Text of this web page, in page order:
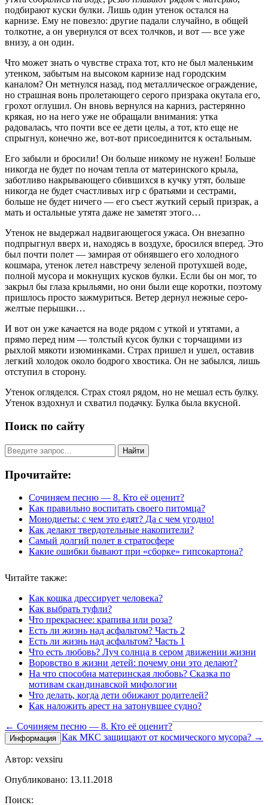
подбирают куски булки. Лишь один утенок остался на
карнизе. Ему не повезло: другие падали случайно, в общей
толкотне, а он увернулся от всех толчков, и вот — все уже
внизу, а он один.
Что может знать о чувстве страха тот, кто не был маленьким
утенком, забытым на высоком карнизе над городским
каналом? Он метнулся назад, под металлическое ограждение,
но страшная вонь пролетающего серого призрака окутала его,
грохот оглушил. Он вновь вернулся на карниз, растерянно
крякая, но на него уже не обращали внимания: утка
радовалась, что почти все ее дети целы, а тот, кто еще не
спрыгнул, конечно же, вот-вот присоединится к остальным.
Его забыли и бросили! Он больше никому не нужен! Больше
никогда не будет по ночам тепла от материнского крыла,
заботливо накрывающего сбившихся в кучку утят, больше
никогда не будет счастливых игр с братьями и сестрами,
больше не будет ничего — его съест жуткий серый призрак, а
мать и остальные утята даже не заметят этого…
Утенок не выдержал надвигающегося ужаса. Он внезапно
подпрыгнул вверх и, находясь в воздухе, бросился вперед. Это
был почти полет — замирая от обнявшего его холодного
кошмара, утенок летел навстречу зеленой протухшей воде,
полной мусора и мокнущих кусков булки. Если бы он мог, то
закрыл бы глаза крыльями, но они были еще коротки, поэтому
пришлось просто зажмуриться. Ветер дернул нежные серо-
желтые перышки…
И вот он уже качается на воде рядом с уткой и утятами, а
прямо перед ним — толстый кусок булки с торчащими из
рыхлой мякоти изюминками. Страх пришел и ушел, оставив
легкий холодок около бодрого хвостика. Он не забылся, лишь
отступил в сторону.
Утенок огляделся. Страх стоял рядом, но не мешал есть булку.
Утенок вздохнул и схватил подачку. Булка была вкусной.
Поиск по сайту
Найти
Прочитайте:
Сочиняем песню — 8. Кто её оценит?
Как правильно воспитать своего питомца?
Монодиеты: с чем это едят? Да с чем угодно!
Как делают твердотельные накопители?
Самый долгий полет в стратосфере
Какие ошибки бывают при «сборке» гипсокартона?
Читайте также:
Как кошка дрессирует человека?
Как выбрать туфли?
Что прекраснее: крапива или роза?
Есть ли жизнь над асфальтом? Часть 2
Есть ли жизнь над асфальтом? Часть 1
Что есть любовь? Луч солнца в сером движении жизни
Воровство в жизни детей: почему они это делают?
На что способна материнская любовь? Сказка по
мотивам скандинавской мифологии
Что делать, когда дети обижают родителей?
Как наложить арест на затонувшее судно?
← Сочиняем песню — 8. Кто её оценит?
Как МКС защищают от космического мусора? →
Информация
Автор: vexsiru
Опубликовано: 13.11.2018
Поиск: